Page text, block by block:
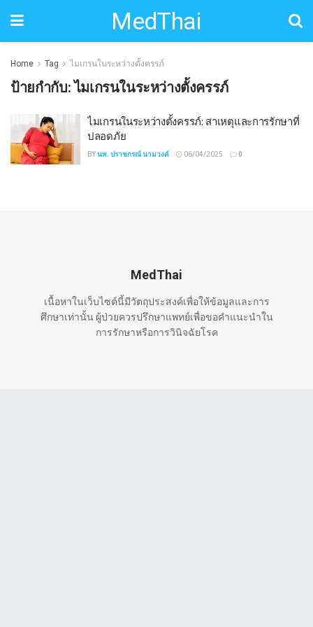
MedThai
Home Tag ไมเกรนในระหว่างตั้งครรภ์
ป้ายกำกับ:ไมเกรนในระหว่างตั้งครรภ์
ไมเกรนในระหว่างตั้งครรภ์: สาเหตุและการรักษาที่
ปลอดภัย
BYนพ. ปราชกรณ์ นามวงค์ 06/04/2025 0
MedThai
เนื้อหาในเว็บไซต์นี้มีวัตถุประสงค์เพื่อให้ข้อมูลและการ
ศึกษาเท่านั้น ผู้ป่วยควรปรึกษาแพทย์เพื่อขอคำแนะนำใน
การรักษาหรือการวินิจฉัยโรค